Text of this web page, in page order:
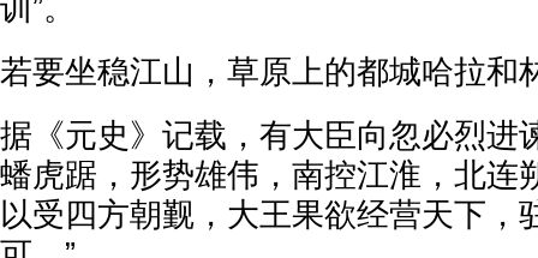
训”。
若要坐稳江山，草原上的都城哈拉和
据《元史》记载，有大臣向忽必烈进
蟠虎踞，形势雄伟，南控江淮，北连
以受四方朝觐，大王果欲经营天下，